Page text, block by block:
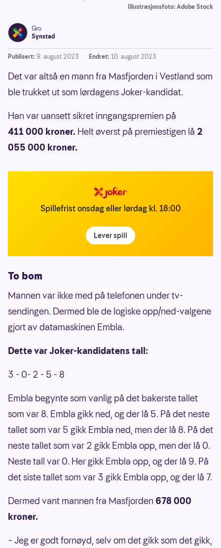
Illustrasjonsfoto: Adobe Stock
Gro
Synstad
Publisert: 9. august 2023 Endret: 10. august 2023
Det var altså en mann fra Masfjorden i Vestland som
ble trukket ut som lørdagens Joker-kandidat.
Han var uansett sikret inngangspremien på
411 000 kroner. Helt øverst på premiestigen lå 2
055 000 kroner.
Spillefrist onsdag eller lørdag kl. 18:00
Lever spill
To bom
Mannen var ikke med på telefonen under tv-
sendingen. Dermed ble de logiske opp/ned-valgene
gjort av datamaskinen Embla.
Dette var Joker-kandidatens tall:
3 - 0- 2 - 5 - 8
Embla begynte som vanlig på det bakerste tallet
som var 8. Embla gikk ned, og der lå 5. På det neste
tallet som var 5 gikk Embla ned, men der lå 8. På det
neste tallet som var 2 gikk Embla opp, men der lå 0.
Neste tall var 0. Her gikk Embla opp, og der lå 9. På
det siste tallet som var 3 gikk Embla opp, og der lå 7.
Dermed vant mannen fra Masfjorden 678 000
kroner.
– Jeg er godt fornøyd, selv om det gikk som det gikk,